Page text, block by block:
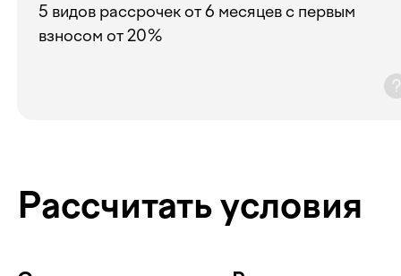
5 видов рассрочек от 6 месяцев с первым
взносом от 20%
Рассчитать условия